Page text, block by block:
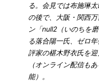
る。会見では布施琳
の後で、大阪・関西
ン「null2（いのちを
る落合陽一氏、ゼロ
評家の椹木野衣氏を
（オンライン配信も
能）。